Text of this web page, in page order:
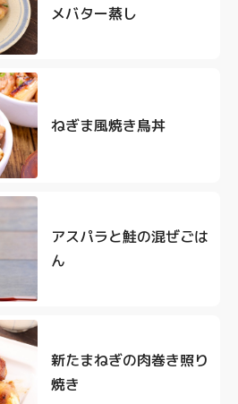
メバター蒸し
ねぎま風焼き鳥丼
アスパラと鮭の混ぜごは
ん
新たまねぎの肉巻き照り
焼き